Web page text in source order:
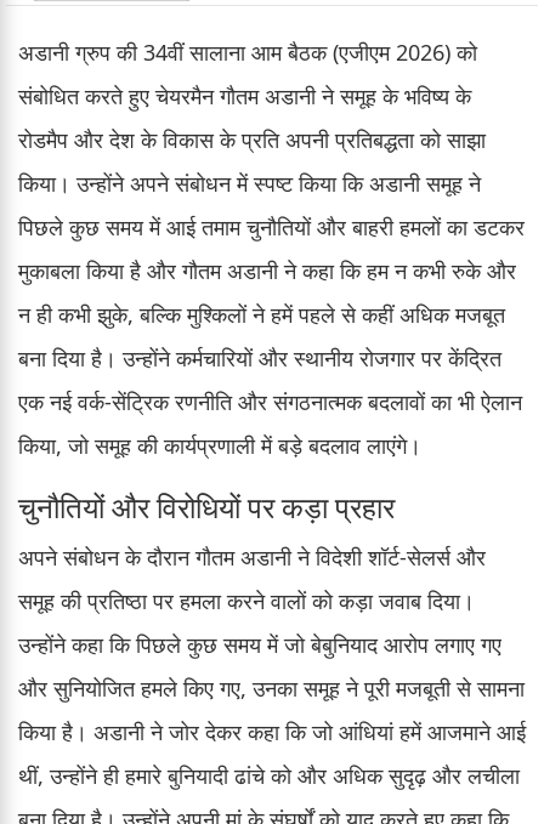
अडानी ग्रुप की 34वीं सालाना आम बैठक (एजीएम 2026) को
संबोधित करते हुए चेयरमैन गौतम अडानी ने समूह के भविष्य के
रोडमैप और देश के विकास के प्रति अपनी प्रतिबद्धता को साझा
किया। उन्होंने अपने संबोधन में स्पष्ट किया कि अडानी समूह ने
पिछले कुछ समय में आई तमाम चुनौतियों और बाहरी हमलों का डटकर
मुकाबला किया है और गौतम अडानी ने कहा कि हम न कभी रुके और
न ही कभी झुके, बल्कि मुश्किलों ने हमें पहले से कहीं अधिक मजबूत
बना दिया है। उन्होंने कर्मचारियों और स्थानीय रोजगार पर केंद्रित
एक नई वर्क-सेंट्रिक रणनीति और संगठनात्मक बदलावों का भी ऐलान
किया, जो समूह की कार्यप्रणाली में बड़े बदलाव लाएंगे।
चुनौतियों और विरोधियों पर कड़ा प्रहार
अपने संबोधन के दौरान गौतम अडानी ने विदेशी शॉर्ट-सेलर्स और
समूह की प्रतिष्ठा पर हमला करने वालों को कड़ा जवाब दिया।
उन्होंने कहा कि पिछले कुछ समय में जो बेबुनियाद आरोप लगाए गए
और सुनियोजित हमले किए गए, उनका समूह ने पूरी मजबूती से सामना
किया है। अडानी ने जोर देकर कहा कि जो आंधियां हमें आजमाने आई
थीं, उन्होंने ही हमारे बुनियादी ढांचे को और अधिक सुदृढ़ और लचीला